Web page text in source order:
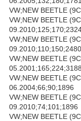
VW;NEW BEETLE
VW;NEW BEETLE
VW;NEW BEETLE
09.2010;110;150;2480
VW;NEW BEETLE
05.2001;165;224;3188
VW;NEW BEETLE
06.2004;66;90;1896
VW;NEW BEETLE
09.2010;74;101;1896
VW;NEW BEETLE